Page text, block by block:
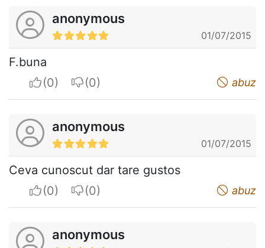
anonymous
01/07/2015
F.buna
I apreciateI do not appreciate abuz
anonymous
01/07/2015
Ceva cunoscut dar tare gustos
I apreciateI do not appreciate abuz
anonymous